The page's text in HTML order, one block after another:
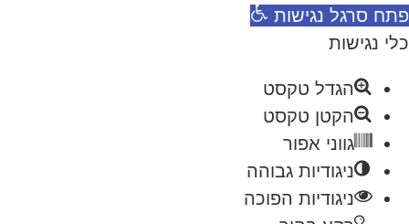
פתח סרגל נגישות
כלי נגישות
הגדל טקסט
הקטן טקסט
גווני אפור
ניגודיות גבוהה
ניגודיות הפוכה